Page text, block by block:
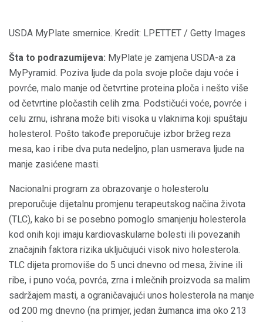
USDA MyPlate smernice. Kredit: LPETTET / Getty Images
Šta to podrazumijeva: MyPlate je zamjena USDA-a za
MyPyramid. Poziva ljude da pola svoje ploče daju voće i
povrće, malo manje od četvrtine proteina ploča i nešto više
od četvrtine pločastih celih zrna. Podstičući voće, povrće i
celu zrnu, ishrana može biti visoka u vlaknima koji spuštaju
holesterol. Pošto takođe preporučuje izbor bržeg reza
mesa, kao i ribe dva puta nedeljno, plan usmerava ljude na
manje zasićene masti.
Nacionalni program za obrazovanje o holesterolu
preporučuje dijetalnu promjenu terapeutskog načina života
(TLC), kako bi se posebno pomoglo smanjenju holesterola
kod onih koji imaju kardiovaskularne bolesti ili povezanih
značajnih faktora rizika uključujući visok nivo holesterola.
TLC dijeta promoviše do 5 unci dnevno od mesa, živine ili
ribe, i puno voća, povrća, zrna i mlečnih proizvoda sa malim
sadržajem masti, a ograničavajući unos holesterola na manje
od 200 mg dnevno (na primjer, jedan žumanca ima oko 213